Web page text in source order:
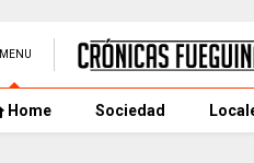
MENU
Home Sociedad